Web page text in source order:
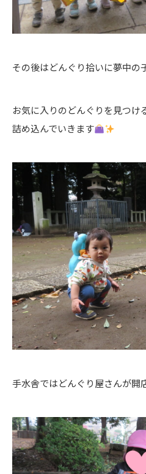
その後はどんぐり拾いに夢中の
お気に入りのどんぐりを見つ
詰め込んでいきます
手水舎ではどんぐり屋さんが開